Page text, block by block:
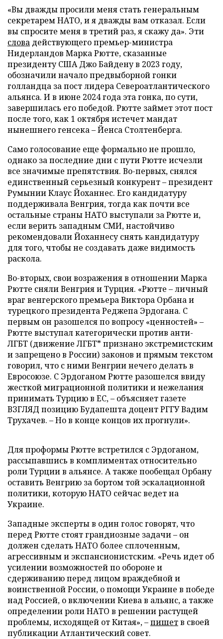
«Вы дважды просили меня стать генеральным
секретарем НАТО, и я дважды вам отказал. Если
вы спросите меня в третий раз, я скажу да». Эти
слова действующего премьер-министра
Нидерландов Марка Рютте, сказанные
президенту США Джо Байдену в 2023 году,
обозначили начало предвыборной гонки
голландца за пост лидера Североатлантического
альянса. И в июне 2024 года эта гонка, по сути,
завершилась его победой. Рютте займет этот пост
после того, как 1 октября истечет мандат
нынешнего генсека – Йенса Столтенберга.
Cамо голосование еще формально не прошло,
однако за последние дни с пути Рютте исчезли
все значимые препятствия. Во-первых, снялся
единственный серьезный конкурент – президент
Румынии Клаус Йоханнес. Его кандидатуру
поддерживала Венгрия, тогда как почти все
остальные страны НАТО выступали за Рютте и,
если верить западным СМИ, настойчиво
рекомендовали Йоханнесу снять кандидатуру
для того, чтобы не создавать даже видимость
раскола.
Во-вторых, свои возражения в отношении Марка
Рютте сняли Венгрия и Турция. «Рютте – личный
враг венгерского премьера Виктора Орбана и
турецкого президента Реджепа Эрдогана. С
первым он разошелся по вопросу «ценностей» –
Рютте выступал категорически против анти-
ЛГБТ (движение ЛГБТ* признано экстремистским
и запрещено в России) законов и прямым текстом
говорил, что с ними Венгрии нечего делать в
Евросоюзе. С Эрдоганом Рютте разошелся ввиду
жесткой миграционной политики и нежелания
принимать Турцию в ЕС, – объясняет газете
ВЗГЛЯД позицию Будапешта доцент РГГУ Вадим
Трухачев. – Но в конце концов их прогнули».
Для проформы Рютте встретился с Эрдоганом,
рассыпавшись в комплиментах относительно
роли Турции в альянсе. А также пообещал Орбану
оставить Венгрию за бортом той эскалационной
политики, которую НАТО сейчас ведет на
Украине.
Западные эксперты в один голос говорят, что
перед Рютте стоят грандиозные задачи – он
должен сделать НАТО более сплоченным,
агрессивным и экспансионистским. «Речь идет об
усилении возможностей по обороне и
сдерживанию перед лицом враждебной и
воинственной России, о помощи Украине в победе
над Россией, о включении Киева в альянс, а также
определении роли НАТО в решении растущей
проблемы, исходящей от Китая», –пишетв своей
публикации Атлантический совет.